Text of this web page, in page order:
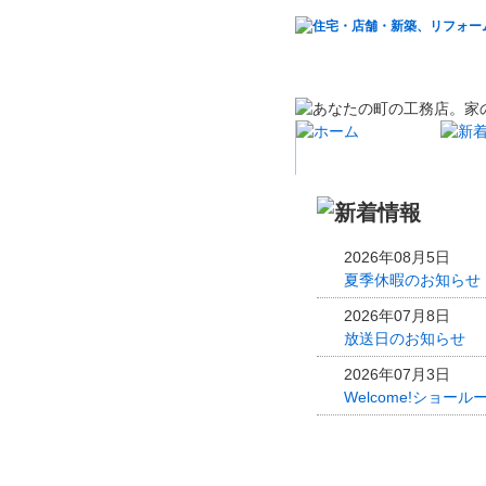
2026年08月5日
夏季休暇のお知らせ
2026年07月8日
放送日のお知らせ
2026年07月3日
Welcome!ショール